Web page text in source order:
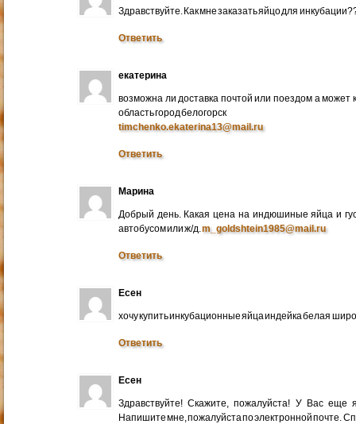
Здравствуйте. Как мне заказать яйцо для
Ответить
екатерина
возможна ли доставка почтой или поездом а
область город белогорск
timchenko.ekaterina13@mail.ru
Ответить
Марина
Добрый день. Какая цена на индюшиные яйца и
автобусом или ж/д.m_goldshtein1985@mail.ru
Ответить
Есен
хочу купить инкубационные яйца индейка белая
Ответить
Есен
Здравствуйте! Скажите, пожалуйста! У Вас еще
Напишите мне, пожалуйста по электронной почте.